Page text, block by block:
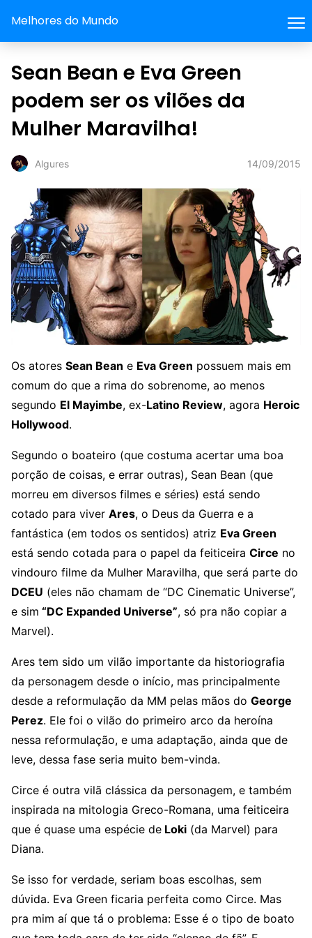
Melhores do Mundo
Sean Bean e Eva Green
podem ser os vilões da
Mulher Maravilha!
Algures 14/09/2015
Os atores Sean Bean e Eva Green possuem mais em
comum do que a rima do sobrenome, ao menos
segundo El Mayimbe, ex-Latino Review, agora Heroic
Hollywood.
Segundo o boateiro (que costuma acertar uma boa
porção de coisas, e errar outras), Sean Bean (que
morreu em diversos filmes e séries) está sendo
cotado para viver Ares, o Deus da Guerra e a
fantástica (em todos os sentidos) atriz Eva Green
está sendo cotada para o papel da feiticeira Circe no
vindouro filme da Mulher Maravilha, que será parte do
DCEU (eles não chamam de “DC Cinematic Universe”,
e sim “DC Expanded Universe”, só pra não copiar a
Marvel).
Ares tem sido um vilão importante da historiografia
da personagem desde o início, mas principalmente
desde a reformulação da MM pelas mãos do George
Perez. Ele foi o vilão do primeiro arco da heroína
nessa reformulação, e uma adaptação, ainda que de
leve, dessa fase seria muito bem-vinda.
Circe é outra vilã clássica da personagem, e também
inspirada na mitologia Greco-Romana, uma feiticeira
que é quase uma espécie de Loki (da Marvel) para
Diana.
Se isso for verdade, seriam boas escolhas, sem
dúvida. Eva Green ficaria perfeita como Circe. Mas
pra mim aí que tá o problema: Esse é o tipo de boato